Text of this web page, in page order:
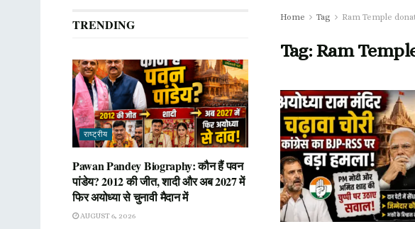
Home Tag Ram Temple
Tag: Ram
TRENDING
राष्ट्रीय
Pawan Pandey Biography: कौन हैं पवन
पांडेय? 2012 की जीत, शादी और अब 2027 में
फिर अयोध्या से चुनावी मैदान में
AUGUST 6, 2026